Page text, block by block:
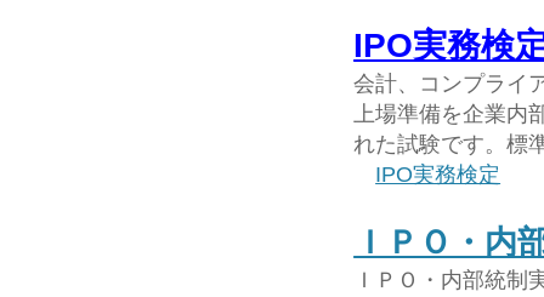
IPO実務検
会計、コンプライ
上場準備を企業内
れた試験です。標
IPO実務検定
ＩＰＯ・内
ＩＰＯ・内部統制